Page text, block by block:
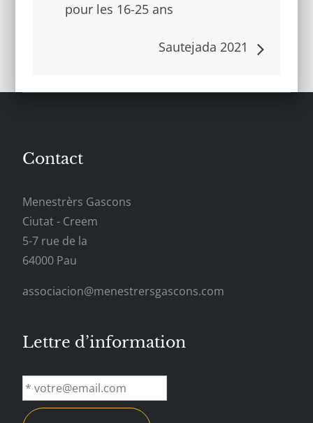
depour les 16-25 ans
Sautejada 2021
Contact
Menestrèrs Gascons
Ciutat - Creem
5-7 rue de la
64000 Pau
associacion@menestrersgascons.com
Lettre d’information